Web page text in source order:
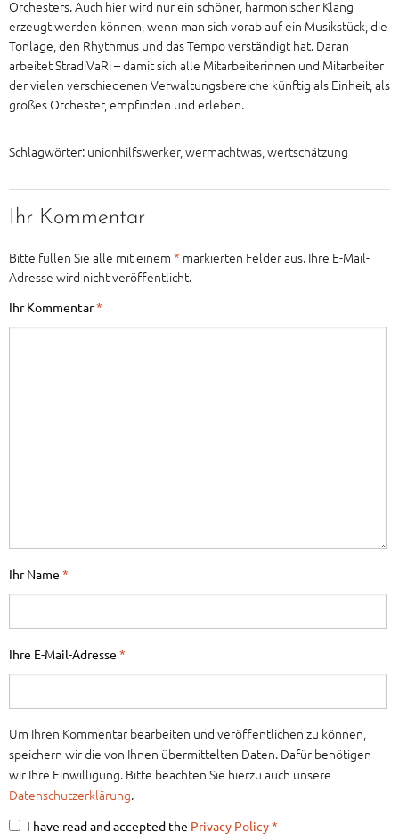
Orchesters. Auch hier wird nur ein schöner, harmonischer Klang
erzeugt werden können, wenn man sich vorab auf ein Musikstück, die
Tonlage, den Rhythmus und das Tempo verständigt hat. Daran
arbeitet StradiVaRi – damit sich alle Mitarbeiterinnen und Mitarbeiter
der vielen verschiedenen Verwaltungsbereiche künftig als Einheit, als
großes Orchester, empfinden und erleben.
Schlagwörter: unionhilfswerker, wermachtwas wertschätzung
Ihr Kommentar
Bitte füllen Sie alle mit einem * markierten Felder aus. Ihre E-Mail-
Adresse wird nicht veröffentlicht.
Ihr Kommentar*
Ihr Name *
Ihre E-Mail-Adresse *
Um Ihren Kommentar bearbeiten und veröffentlichen zu können,
speichern wir die von Ihnen übermittelten Daten. Dafür benötigen
wir Ihre Einwilligung. Bitte beachten Sie hierzu auch unsere
Datenschutzerklärung.
I have read and accepted the Privacy Policy*